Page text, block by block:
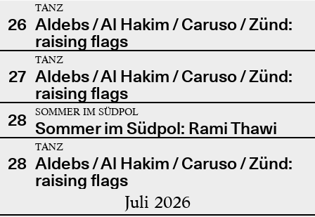
26
TANZ
Aldebs / Al Hakim / Caruso / Zünd:
raising flags
27
TANZ
Aldebs / Al Hakim / Caruso / Zünd:
raising flags
28
SOMMER IM SÜDPOL
Sommer im Südpol: Rami Thawi
28
TANZ
Aldebs / Al Hakim / Caruso / Zünd:
raising flags
Juli 2026